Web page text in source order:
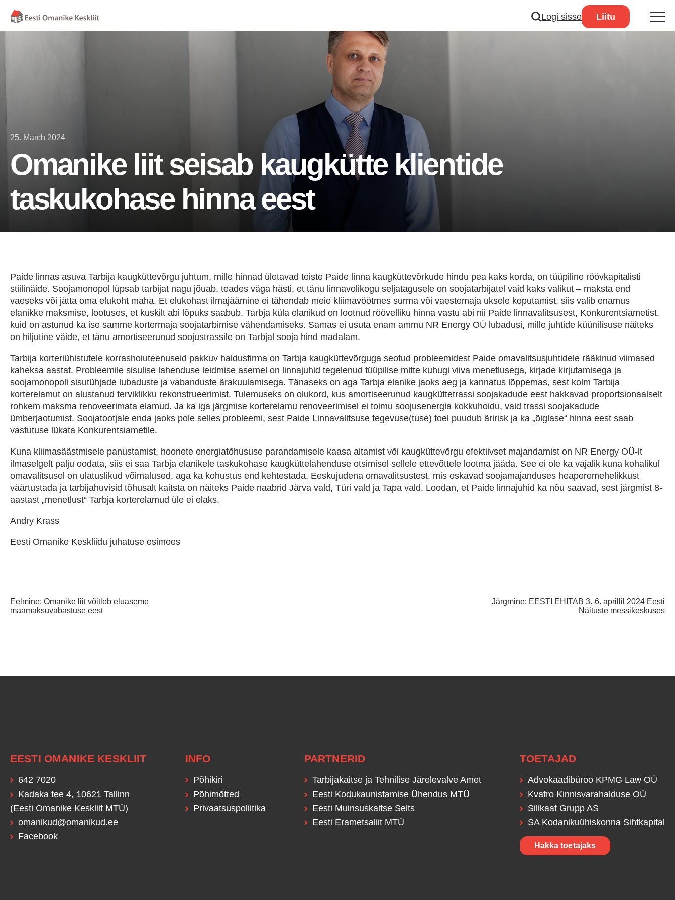
Logi sisse Liitu
25. March 2024
Omanike liit seisab kaugkütte klientide
taskukohase hinna eest
Paide linnas asuva Tarbija kaugküttevõrgu juhtum, mille hinnad ületavad teiste Paide linna kaugküttevõrkude hindu pea kaks korda, on tüüpiline röövkapitalisti
stiilinäide. Soojamonopol lüpsab tarbijat nagu jõuab, teades väga hästi, et tänu linnavolikogu seljatagusele on soojatarbijatel vaid kaks valikut – maksta end
vaeseks või jätta oma elukoht maha. Et elukohast ilmajäämine ei tähendab meie kliimavöötmes surma või vaestemaja uksele koputamist, siis valib enamus
elanikke maksmise, lootuses, et kuskilt abi lõpuks saabub. Tarbja küla elanikud on lootnud röövelliku hinna vastu abi nii Paide linnavalitsusest, Konkurentsiametist,
kuid on astunud ka ise samme kortermaja soojatarbimise vähendamiseks. Samas ei usuta enam ammu NR Energy OÜ lubadusi, mille juhtide küünilisuse näiteks
on hiljutine väide, et tänu amortiseerunud soojustrassile on Tarbjal sooja hind madalam.
Tarbija korteriühistutele korrashoiuteenuseid pakkuv haldusfirma on Tarbja kaugküttevõrguga seotud probleemidest Paide omavalitsusjuhtidele rääkinud viimased
kaheksa aastat. Probleemile sisulise lahenduse leidmise asemel on linnajuhid tegelenud tüüpilise mitte kuhugi viiva menetlusega, kirjade kirjutamisega ja
soojamonopoli sisutühjade lubaduste ja vabanduste ärakuulamisega. Tänaseks on aga Tarbja elanike jaoks aeg ja kannatus lõppemas, sest kolm Tarbija
korterelamut on alustanud terviklikku rekonstrueerimist. Tulemuseks on olukord, kus amortiseerunud kaugküttetrassi soojakadude eest hakkavad proportsionaalselt
rohkem maksma renoveerimata elamud. Ja ka iga järgmise korterelamu renoveerimisel ei toimu soojusenergia kokkuhoidu, vaid trassi soojakadude
ümberjaotumist. Soojatootjale enda jaoks pole selles probleemi, sest Paide Linnavalitsuse tegevuse(tuse) toel puudub äririsk ja ka „õiglase“ hinna eest saab
vastutuse lükata Konkurentsiametile.
Kuna kliimasäästmisele panustamist, hoonete energiatõhususe parandamisele kaasa aitamist või kaugküttevõrgu efektiivset majandamist on NR Energy OÜ-lt
ilmaselgelt palju oodata, siis ei saa Tarbja elanikele taskukohase kaugküttelahenduse otsimisel sellele ettevõttele lootma jääda. See ei ole ka vajalik kuna kohalikul
omavalitsusel on ulatuslikud võimalused, aga ka kohustus end kehtestada. Eeskujudena omavalitsustest, mis oskavad soojamajanduses heaperemehelikkust
väärtustada ja tarbijahuvisid tõhusalt kaitsta on näiteks Paide naabrid Järva vald, Türi vald ja Tapa vald. Loodan, et Paide linnajuhid ka nõu saavad, sest järgmist 8-
aastast „menetlust“ Tarbja korterelamud üle ei elaks.
Andry Krass
Eesti Omanike Keskliidu juhatuse esimees
Post
Eelmine: Omanike liit võitleb eluaseme
maamaksuvabastuse eest
Järgmine: EESTI EHITAB 3.-6. aprillil 2024 Eesti
Näituste messikeskuses
EESTI OMANIKE KESKLIIT
642 7020
Kadaka tee 4, 10621 Tallinn
(Eesti Omanike Keskliit MTÜ)
omanikud@omanikud.ee
Facebook
INFO
Põhikiri
Põhimõtted
Privaatsuspoliitika
PARTNERID
Tarbijakaitse ja Tehnilise Järelevalve Amet
Eesti Kodukaunistamise Ühendus MTÜ
Eesti Muinsuskaitse Selts
Eesti Erametsaliit MTÜ
TOETAJAD
Advokaadibüroo KPMG Law OÜ
Kvatro Kinnisvarahalduse OÜ
Silikaat Grupp AS
SA Kodanikuühiskonna Sihtkapital
Hakka toetajaks